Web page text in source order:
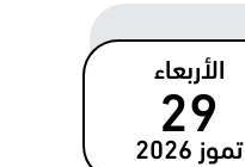
الأربعاء
29
تموز 2026